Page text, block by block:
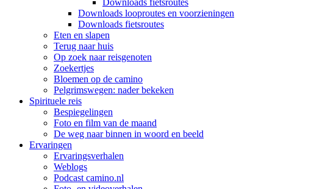
Downloads fietsroutes
Downloads looproutes en voorzieningen
Downloads fietsroutes
Eten en slapen
Terug naar huis
Op zoek naar reisgenoten
Zoekertjes
Bloemen op de camino
Pelgrimswegen: nader bekeken
Spirituele reis
Bespiegelingen
Foto en film van de maand
De weg naar binnen in woord en beeld
Ervaringen
Ervaringsverhalen
Weblogs
Podcast camino.nl